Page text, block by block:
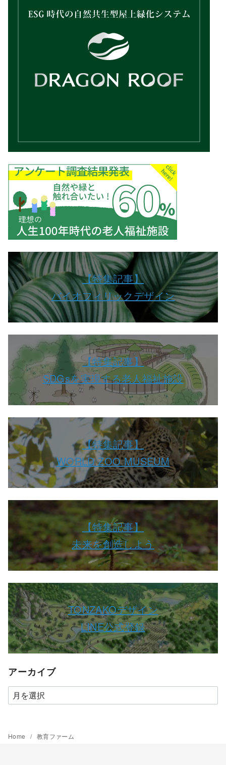
【特集記事】
バイオフィリックデザイン
【特集記事】
SDGsを実現する老人福祉施設
【特集記事】
WORLD ZOO MUSEUM
【特集記事】
未来を創造しよう
TONZAKOデザイン
LINE公式登録
アーカイブ
ア
ー
イ
Home 教育ファーム